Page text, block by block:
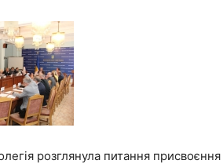
розглянула питання